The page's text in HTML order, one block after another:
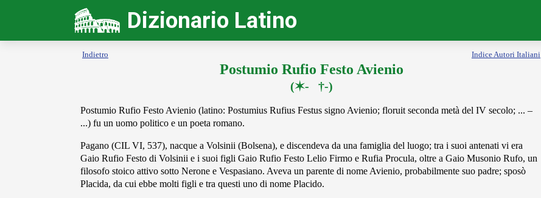
Dizionario Latino
Indietro Indice Autori Italiani
Postumio Rufio Festo Avienio
(✶- †-)
Postumio Rufio Festo Avienio (latino: Postumius Rufius Festus signo Avienio; floruit seconda metà del IV secolo; ... –
...) fu un uomo politico e un poeta romano.
Pagano (CIL VI, 537), nacque a Volsinii (Bolsena), e discendeva da una famiglia del luogo; tra i suoi antenati vi era
Gaio Rufio Festo di Volsinii e i suoi figli Gaio Rufio Festo Lelio Firmo e Rufia Procula, oltre a Gaio Musonio Rufo, un
filosofo stoico attivo sotto Nerone e Vespasiano. Aveva un parente di nome Avienio, probabilmente suo padre; sposò
Placida, da cui ebbe molti figli e tra questi uno di nome Placido.